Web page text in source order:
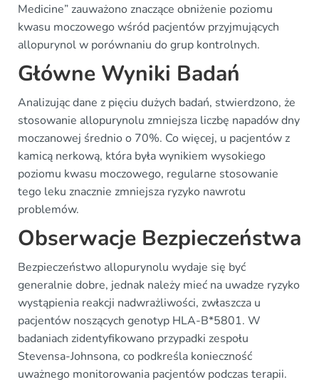
Medicine” zauważono znaczące obniżenie poziomu
kwasu moczowego wśród pacjentów przyjmujących
allopurynol w porównaniu do grup kontrolnych.
Główne Wyniki Badań
Analizując dane z pięciu dużych badań, stwierdzono, że
stosowanie allopurynolu zmniejsza liczbę napadów dny
moczanowej średnio o 70%. Co więcej, u pacjentów z
kamicą nerkową, która była wynikiem wysokiego
poziomu kwasu moczowego, regularne stosowanie
tego leku znacznie zmniejsza ryzyko nawrotu
problemów.
Obserwacje Bezpieczeństwa
Bezpieczeństwo allopurynolu wydaje się być
generalnie dobre, jednak należy mieć na uwadze ryzyko
wystąpienia reakcji nadwrażliwości, zwłaszcza u
pacjentów noszących genotyp HLA-B*5801. W
badaniach zidentyfikowano przypadki zespołu
Stevensa-Johnsona, co podkreśla konieczność
uważnego monitorowania pacjentów podczas terapii.